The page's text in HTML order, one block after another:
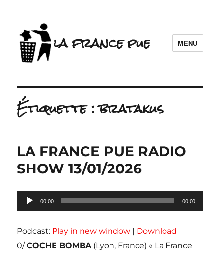
la france pue MENU
Étiquette :bratakus
LA FRANCE PUE RADIO
SHOW 13/01/2026
Lecteur
audio
00:00 00:00
Podcast: Play in new window | Download
0/COCHE BOMBA(Lyon, France) « La France